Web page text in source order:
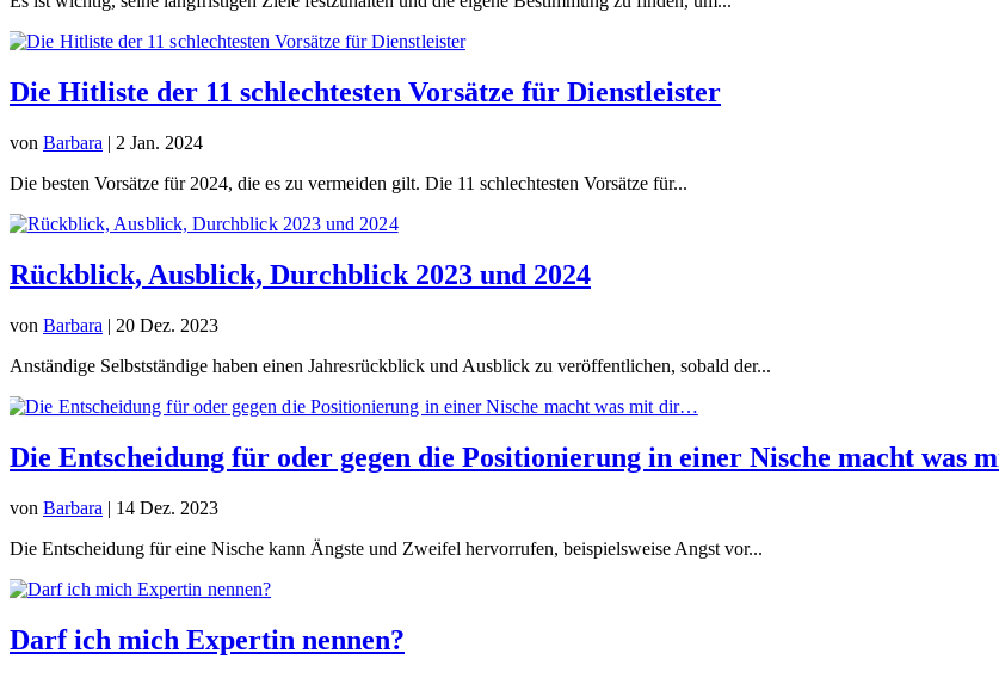
Die Hitliste der 11 schlechtesten Vorsätze für Dienstleister
von Barbara | 2 Jan. 2024
Die besten Vorsätze für 2024, die es zu vermeiden gilt. Die 11 schlechtesten Vorsätze für...
Rückblick, Ausblick, Durchblick 2023 und 2024
von Barbara | 20 Dez. 2023
Anständige Selbstständige haben einen Jahresrückblick und Ausblick zu veröffentlichen, sobald der...
Die Entscheidung für oder gegen die Positionierung in einer Nische macht was
von Barbara | 14 Dez. 2023
Die Entscheidung für eine Nische kann Ängste und Zweifel hervorrufen, beispielsweise Angst vor...
Darf ich mich Expertin nennen?